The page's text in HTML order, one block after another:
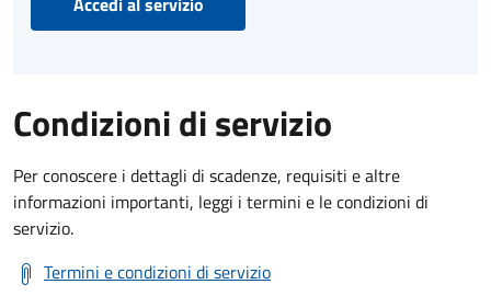
Condizioni di servizio
Per conoscere i dettagli di scadenze, requisiti e altre
informazioni importanti, leggi i termini e le condizioni di
servizio.
Termini e condizioni di servizio